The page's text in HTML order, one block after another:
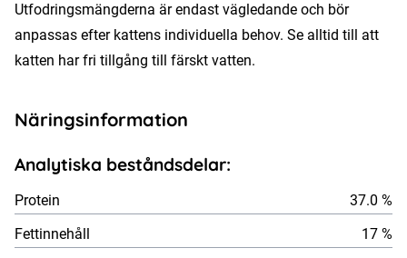
Utfodringsmängderna är endast vägledande och bör
anpassas efter kattens individuella behov. Se alltid till att
katten har fri tillgång till färskt vatten.
Näringsinformation
Analytiska beståndsdelar:
Protein
37.0 %
Fettinnehåll
17 %